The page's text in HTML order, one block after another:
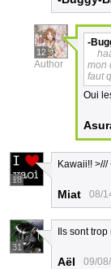
12
Author
-
mon
faut
Oui
18
Kawaii!! >///
Miat 08/
31
Ils sont
Aël 09/